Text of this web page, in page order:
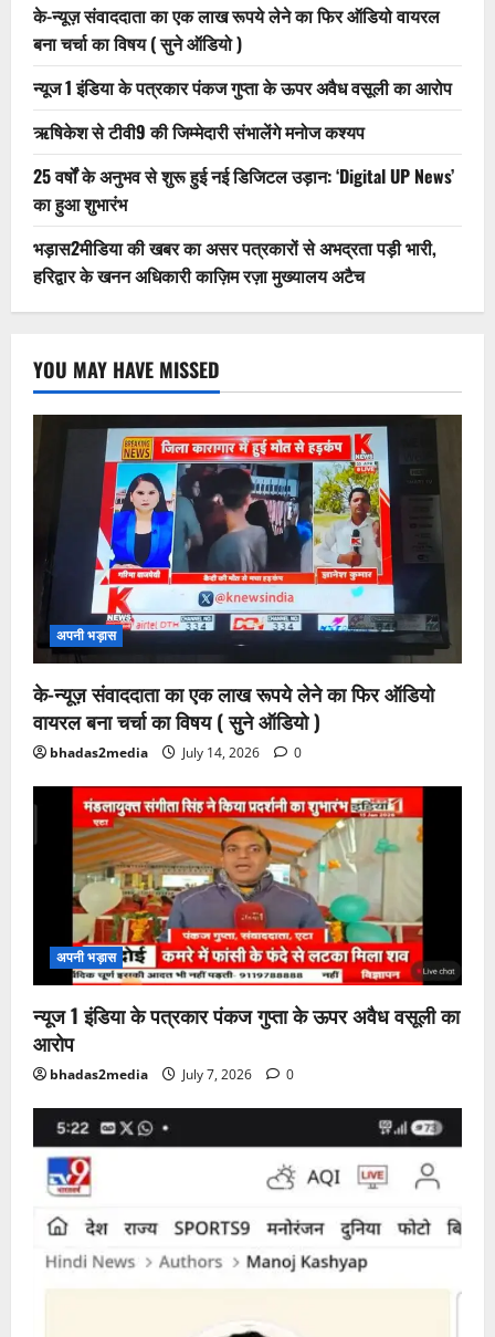
के-न्यूज़ संवाददाता का एक लाख रूपये लेने का फिर ऑडियो वायरल
बना चर्चा का विषय ( सुने ऑडियो )
न्यूज 1 इंडिया के पत्रकार पंकज गुप्ता के ऊपर अवैध वसूली का आरोप
ऋषिकेश से टीवी9 की जिम्मेदारी संभालेंगे मनोज कश्यप
25 वर्षों के अनुभव से शुरू हुई नई डिजिटल उड़ान: ‘Digital UP News’
का हुआ शुभारंभ
भड़ास2मीडिया की खबर का असर पत्रकारों से अभद्रता पड़ी भारी,
हरिद्वार के खनन अधिकारी काज़िम रज़ा मुख्यालय अटैच
YOU MAY HAVE MISSED
अपनी भड़ास
के-न्यूज़ संवाददाता का एक लाख रूपये लेने का फिर ऑडियो
वायरल बना चर्चा का विषय ( सुने ऑडियो )
bhadas2media July 14, 2026 0
अपनी भड़ास
न्यूज 1 इंडिया के पत्रकार पंकज गुप्ता के ऊपर अवैध वसूली का
आरोप
bhadas2media July 7, 2026 0